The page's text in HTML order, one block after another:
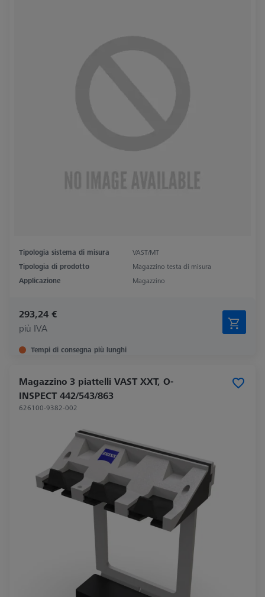
Tipologia sistema di misura
VAST/MT
Tipologia di prodotto
Magazzino testa di misura
Applicazione
Magazzino
293,24 €
più IVA
Tempi di consegna più lunghi
Magazzino 3 piattelli VAST XXT, O-
INSPECT 442/543/863
626100-9382-002